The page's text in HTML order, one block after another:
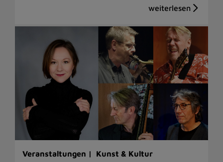
Veranstaltungen | Kunst & Kultur